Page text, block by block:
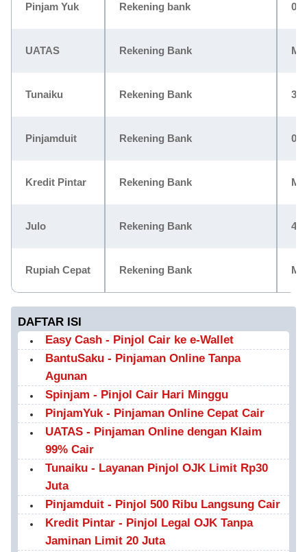
Pinjam Yuk Rekening bank
UATAS Rekening Bank
Tunaiku Rekening Bank 3-
Pinjamduit Rekening Bank
Kredit Pintar Rekening Bank
Julo Rekening Bank
Rupiah Cepat Rekening Bank
DAFTAR ISI
Easy Cash - Pinjol Cair ke e-Wallet
BantuSaku - Pinjaman Online Tanpa
Agunan
Spinjam - Pinjol Cair Hari Minggu
PinjamYuk - Pinjaman Online Cepat Cair
UATAS - Pinjaman Online dengan Klaim
99% Cair
Tunaiku - Layanan Pinjol OJK Limit Rp30
Juta
Pinjamduit - Pinjol 500 Ribu Langsung Cair
Kredit Pintar - Pinjol Legal OJK Tanpa
Jaminan Limit 20 Juta